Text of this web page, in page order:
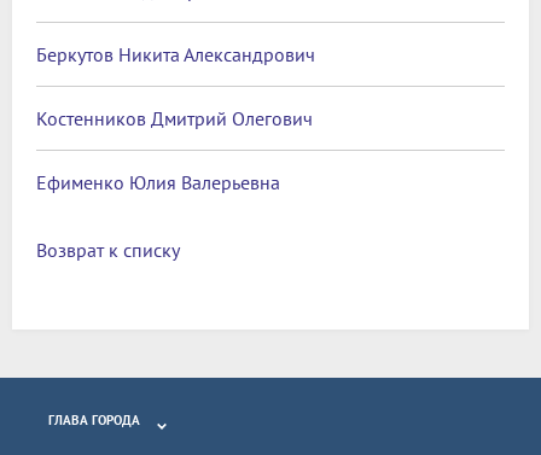
Беркутов Никита Александрович
Костенников Дмитрий Олегович
Ефименко Юлия Валерьевна
Возврат к списку
ГЛАВА ГОРОДА